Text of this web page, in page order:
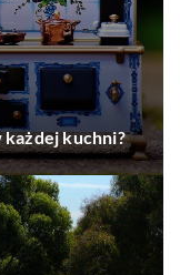
kuchni?